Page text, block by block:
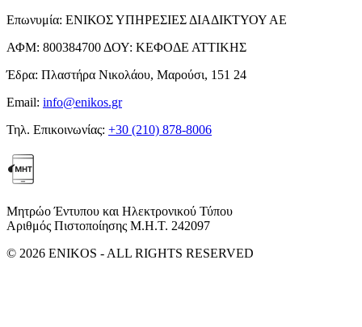
Επωνυμία: ΕΝΙΚΟΣ ΥΠΗΡΕΣΙΕΣ ΔΙΑΔΙΚΤΥΟΥ ΑΕ
ΑΦΜ: 800384700 ΔΟΥ: ΚΕΦΟΔΕ ΑΤΤΙΚΗΣ
Έδρα: Πλαστήρα Νικολάου, Μαρούσι, 151 24
Email: info@enikos.gr
Τηλ. Επικοινωνίας: +30 (210) 878-8006
Μητρώο Έντυπου και Ηλεκτρονικού Τύπου
Αριθμός Πιστοποίησης Μ.Η.Τ. 242097
© 2026 ENIKOS - ALL RIGHTS RESERVED